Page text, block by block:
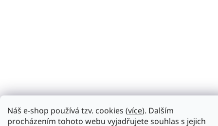
Náš e-shop používá tzv. cookies (více). Dalším
procházením tohoto webu vyjadřujete souhlas s jejich